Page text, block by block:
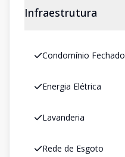
Infraestrutura
Condomínio Fechado
Energia Elétrica
Lavanderia
Rede de Esgoto